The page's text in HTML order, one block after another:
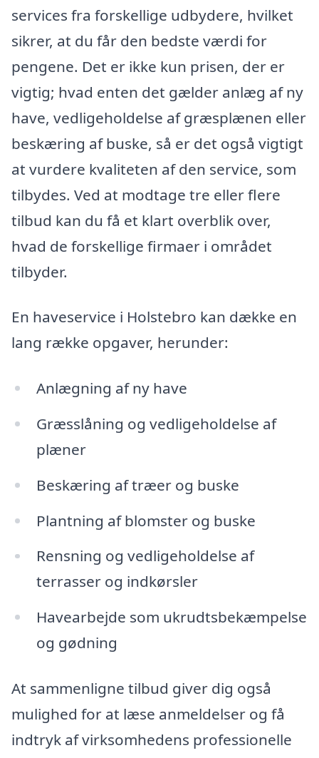
services fra forskellige udbydere, hvilket
sikrer, at du får den bedste værdi for
pengene. Det er ikke kun prisen, der er
vigtig; hvad enten det gælder anlæg af ny
have, vedligeholdelse af græsplænen eller
beskæring af buske, så er det også vigtigt
at vurdere kvaliteten af den service, som
tilbydes. Ved at modtage tre eller flere
tilbud kan du få et klart overblik over,
hvad de forskellige firmaer i området
tilbyder.
En haveservice i Holstebro kan dække en
lang række opgaver, herunder:
Anlægning af ny have
Græsslåning og vedligeholdelse af
plæner
Beskæring af træer og buske
Plantning af blomster og buske
Rensning og vedligeholdelse af
terrasser og indkørsler
Havearbejde som ukrudtsbekæmpelse
og gødning
At sammenligne tilbud giver dig også
mulighed for at læse anmeldelser og få
indtryk af virksomhedens professionelle